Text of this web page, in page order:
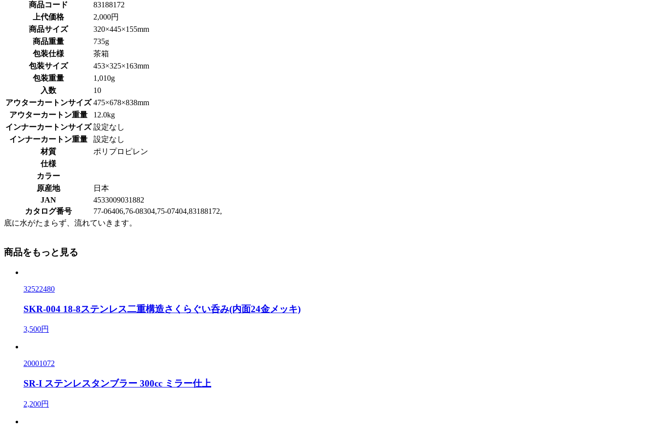
商品コード
83188172
上代価格
2,000円
商品サイズ
320×445×155mm
商品重量
735g
包装仕様
茶箱
包装サイズ
453×325×163mm
包装重量
1,010g
入数
10
アウターカートンサイズ 475×678×838mm
アウターカートン重量
12.0kg
インナーカートンサイズ 設定なし
インナーカートン重量
設定なし
材質
ポリプロピレン
仕様
カラー
原産地
日本
JAN
4533009031882
カタログ番号
77-06406,76-08304,75-07404,83188172,
底に水がたまらず、流れていきます。
商品をもっと見る
32522480
SKR-004 18-8ステンレス二重構造さくらぐい呑み(内面24金メッキ)
3,500円
20001072
SR-I ステンレスタンブラー 300cc ミラー仕上
2,200円